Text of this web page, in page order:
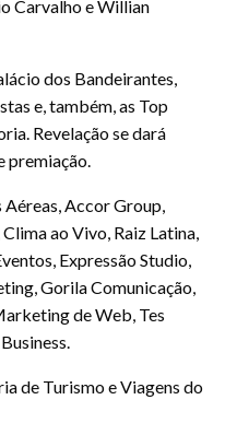
Carvalho e Willian
dos Bandeirantes,
e, também, as Top
Revelação se dará
premiação.
Aéreas, Accor Group,
ao Vivo, Raiz Latina,
Expressão Studio,
Gorila Comunicação,
de Web, Tes
de Turismo e Viagens do